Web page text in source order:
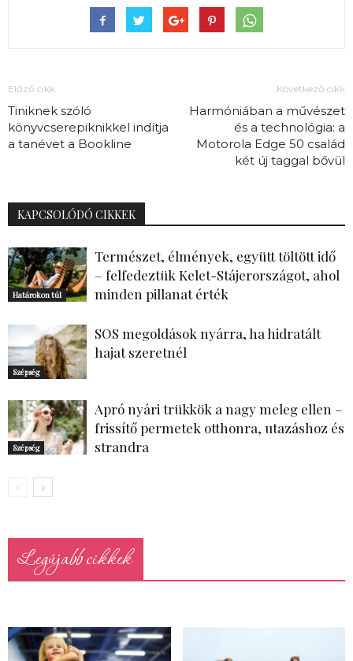
Előző cikk
Tiniknek szóló
könyvcserepiknikkel indítja
a tanévet a Bookline
Következő cikk
Harmóniában a művészet
és a technológia: a
Motorola Edge 50 család
két új taggal bővül
KAPCSOLÓDÓ CIKKEK
Határokon túl
Természet, élmények, együtt töltött idő
– felfedeztük Kelet-Stájerországot, ahol
minden pillanat érték
Szépség
SOS megoldások nyárra, ha hidratált
hajat szeretnél
Szépség
Apró nyári trükkök a nagy meleg ellen –
frissítő permetek otthonra, utazáshoz és
strandra
Legújabb cikkek